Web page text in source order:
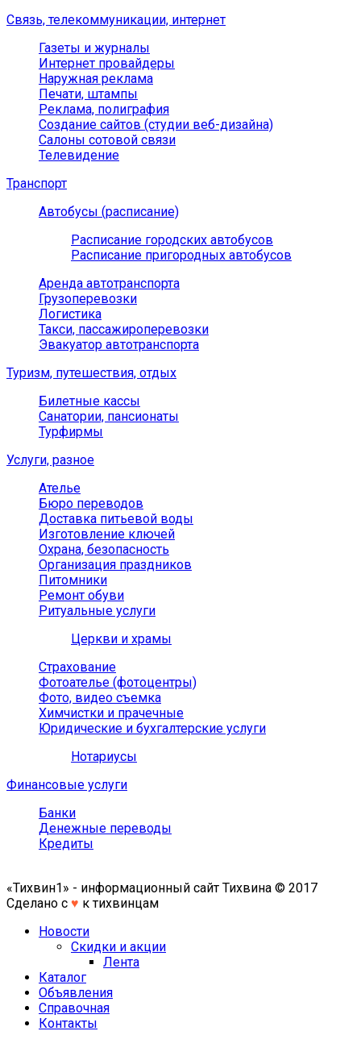
Связь, телекоммуникации, интернет
Газеты и журналы
Интернет провайдеры
Наружная реклама
Печати, штампы
Реклама, полиграфия
Создание сайтов (студии веб-дизайна)
Салоны сотовой связи
Телевидение
Транспорт
Автобусы (расписание)
Расписание городских автобусов
Расписание пригородных автобусов
Аренда автотранспорта
Грузоперевозки
Логистика
Такси, пассажироперевозки
Эвакуатор автотранспорта
Туризм, путешествия, отдых
Билетные кассы
Санатории, пансионаты
Турфирмы
Услуги, разное
Ателье
Бюро переводов
Доставка питьевой воды
Изготовление ключей
Охрана, безопасность
Организация праздников
Питомники
Ремонт обуви
Ритуальные услуги
Церкви и храмы
Страхование
Фотоателье (фотоцентры)
Фото, видео съемка
Химчистки и прачечные
Юридические и бухгалтерские услуги
Нотариусы
Финансовые услуги
Банки
Денежные переводы
Кредиты
«Тихвин1» - информационный сайт Тихвина © 2017
Сделано с ♥ к тихвинцам
Новости
Скидки и акции
Лента
Каталог
Объявления
Справочная
Контакты